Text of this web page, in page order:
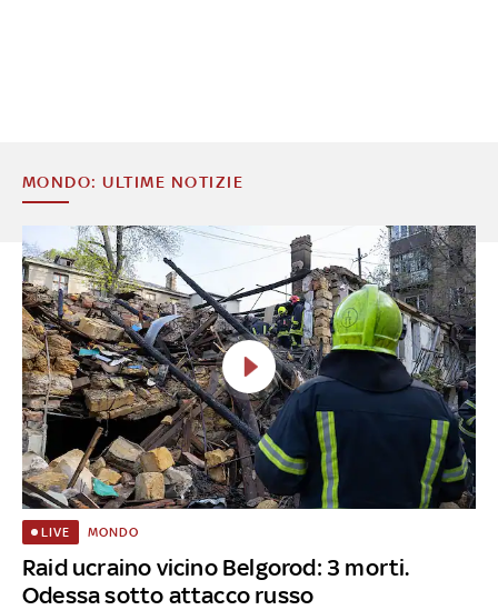
MONDO: ULTIME NOTIZIE
Raid ucraino vicino Belgorod: 3 morti.
Odessa sotto attacco russo
LIVE MONDO